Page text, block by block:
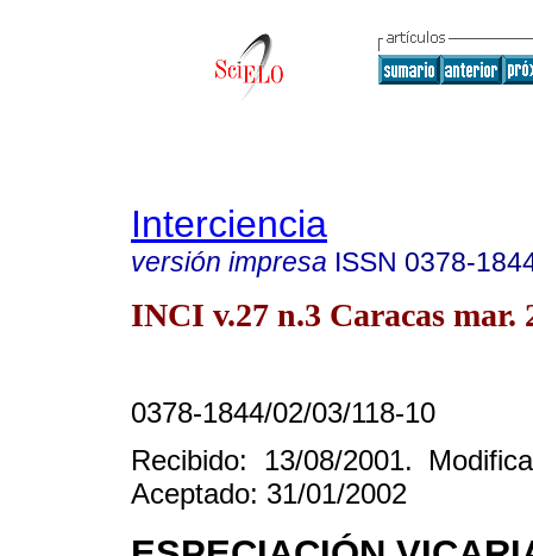
Interciencia
versión impresa ISSN 0378-
INCI v.27 n.3 Caracas mar.
0378-1844/02/03/118-10
Recibido: 13/08/2001.
Aceptado: 31/01/2002